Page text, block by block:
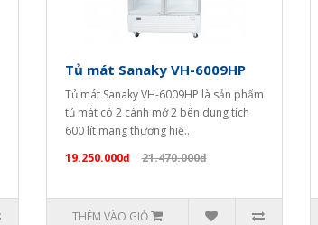
Tủ mát Sanaky VH-6009HP
Tủ mát Sanaky VH-6009HP là sản phẩm
tủ mát có 2 cánh mở 2 bên dung tích
600 lít mang thương hiệ..
19.250.000đ
21.470.000đ
THÊM VÀO GIỎ